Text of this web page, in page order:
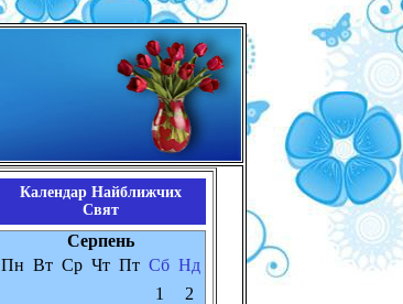
Календар Найближчих
Свят
Серпень
Пн Вт Ср Чт Пт Сб Нд
1
2